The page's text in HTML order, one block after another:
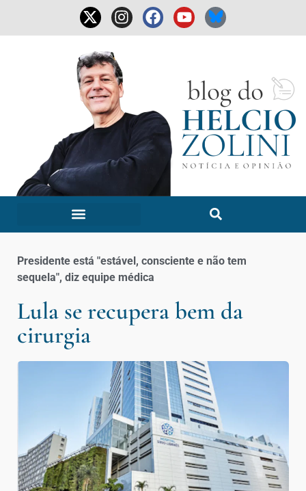
Presidente está "estável, consciente e não tem
sequela", diz equipe médica
Lula se recupera bem da
cirurgia